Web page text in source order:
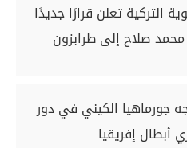
التركية تعلن قرارًا جديدًا
صلاح إلى طرابزون
جورماهيا الكيني في دور